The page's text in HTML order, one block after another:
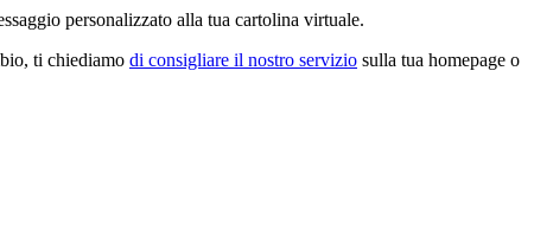
personalizzato alla tua cartolina virtuale.
ti chiediamo di consigliare il nostro servizio sulla tua homepage o